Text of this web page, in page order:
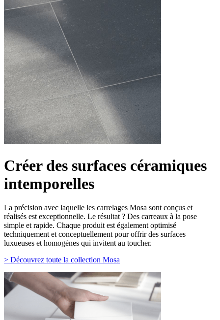
Créer des surfaces céramiques
intemporelles
La précision avec laquelle les carrelages Mosa sont conçus et
réalisés est exceptionnelle. Le résultat ? Des carreaux à la pose
simple et rapide. Chaque produit est également optimisé
techniquement et conceptuellement pour offrir des surfaces
luxueuses et homogènes qui invitent au toucher.
> Découvrez toute la collection Mosa